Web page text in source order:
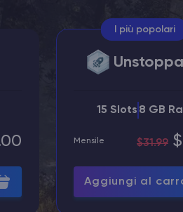
I più popolari
15 Slots 8 GB
Mensile $31.99
Aggiungi al